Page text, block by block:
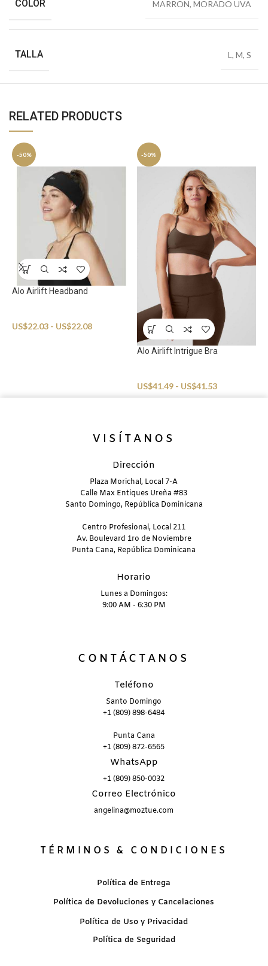
COLOR MARRON,MORADO UVA
TALLA L,M,S
RELATED PRODUCTS
-50%
Alo Airlift Headband
US$22.03 - US$22.08
-50%
Alo Airlift Intrigue Bra
US$41.49 - US$41.53
VISÍTANOS
Dirección
Plaza Morichal, Local 7-A
Calle Max Entiques Ureña #83
Santo Domingo, República Dominicana
Centro Profesional, Local 211
Av. Boulevard 1ro de Noviembre
Punta Cana, República Dominicana
Horario
Lunes a Domingos:
9:00 AM - 6:30 PM
CONTÁCTANOS
Teléfono
Santo Domingo
+1 (809) 898-6484
Punta Cana
+1 (809) 872-6565
WhatsApp
+1 (809) 850-0032
Correo Electrónico
angelina@moztue.com
TÉRMINOS & CONDICIONES
Política de Entrega
Política de Devoluciones y Cancelaciones
Política de Uso y Privacidad
Política de Seguridad